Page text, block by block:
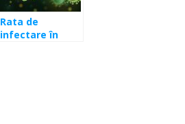
Rata de
infectare în